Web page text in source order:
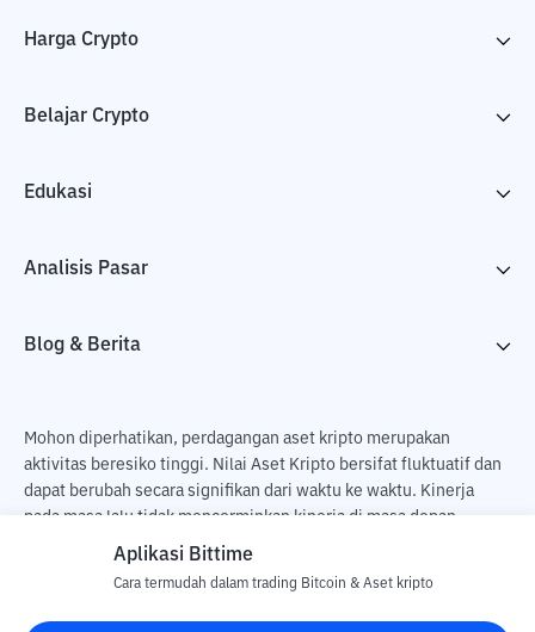
Harga Crypto
Belajar Crypto
Edukasi
Analisis Pasar
Blog & Berita
Mohon diperhatikan, perdagangan aset kripto merupakan
aktivitas beresiko tinggi. Nilai Aset Kripto bersifat fluktuatif dan
dapat berubah secara signifikan dari waktu ke waktu. Kinerja
pada masa lalu tidak mencerminkan kinerja di masa depan.
Terdapat risiko kehilangan sebagai dampak dari membeli dan
pengguna. PT Utama Aset Digital Indonesia (Bittime) tidak
bertanggung jawab atas perubahan fluktuasi dari nilai tukar Aset
Aplikasi Bittime
Cara termudah dalam trading Bitcoin & Aset kripto